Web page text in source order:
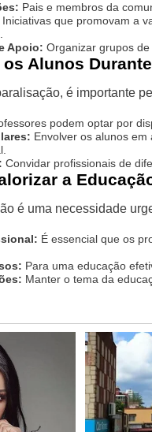
Pais e membros da
Iniciativas que promovam a
Apoio: Organizar grupos
Alunos
é importante
podem optar por
Envolver os alunos
Convidar profissionais de
a
é uma necessidade
É essencial que os
Para uma educação
Manter o tema da